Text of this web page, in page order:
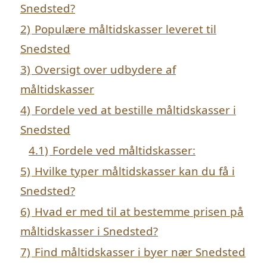
Snedsted?
2) Populære måltidskasser leveret til
Snedsted
3) Oversigt over udbydere af
måltidskasser
4) Fordele ved at bestille måltidskasser i
Snedsted
4.1) Fordele ved måltidskasser:
5) Hvilke typer måltidskasser kan du få i
Snedsted?
6) Hvad er med til at bestemme prisen på
måltidskasser i Snedsted?
7) Find måltidskasser i byer nær Snedsted